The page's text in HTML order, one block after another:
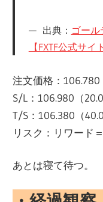
出典： ゴー
【FXTF公式サイ
注文価格：106.780
S/L：106.980（
T/S：106.380（
リスク：リワード
あとは寝て待つ。